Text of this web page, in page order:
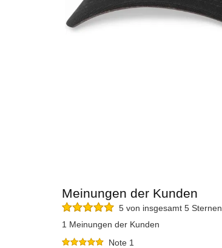
Meinungen der Kunden
5 von insgesamt 5 Sternen
1 Meinungen der Kunden
Note 1